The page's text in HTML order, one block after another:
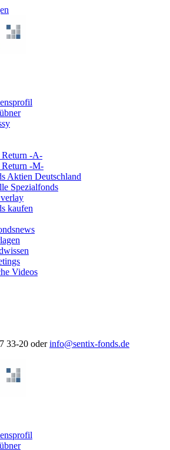
Return -A-
-M-
Aktien Deutschland
Spezialfonds
kaufen
Videos
33-20 oderinfo@sentix-fonds.de